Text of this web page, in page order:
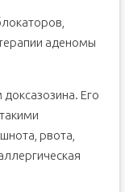
аденомы
Его
рвота,